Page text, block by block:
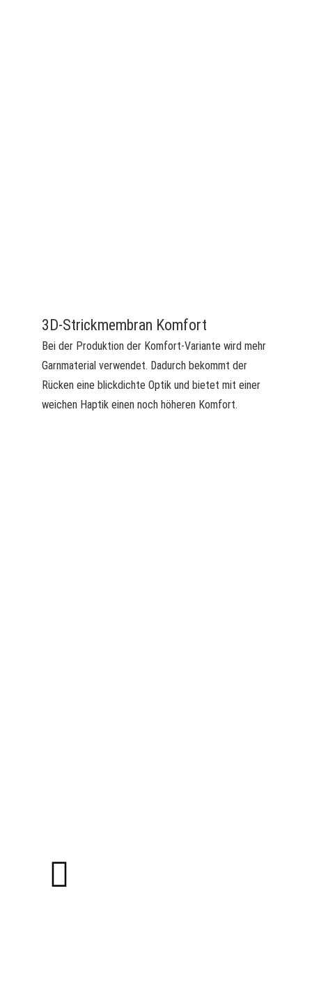
3D-Strickmembran Komfort
Bei der Produktion der Komfort-Variante wird mehr
Garnmaterial verwendet. Dadurch bekommt der
Rücken eine blickdichte Optik und bietet mit einer
weichen Haptik einen noch höheren Komfort.